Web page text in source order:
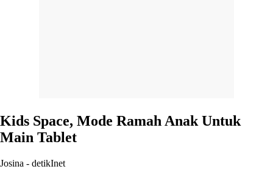
Kids Space, Mode Ramah Anak Untuk
Main Tablet
Josina - detikInet